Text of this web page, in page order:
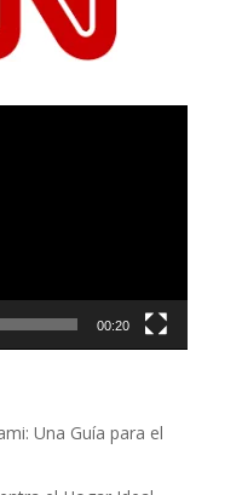
00:20
Una Guía para el